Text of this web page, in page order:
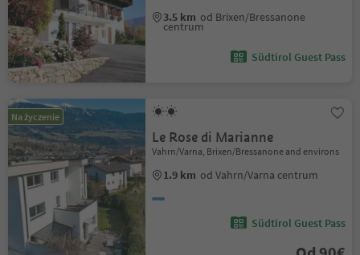
3.5 km od Brixen/Bressanone
centrum
Südtirol Guest Pass
Na życzenie
Le Rose di Marianne
Vahrn/Varna, Brixen/Bressanone and environs
1.9 km od Vahrn/Varna centrum
Südtirol Guest Pass